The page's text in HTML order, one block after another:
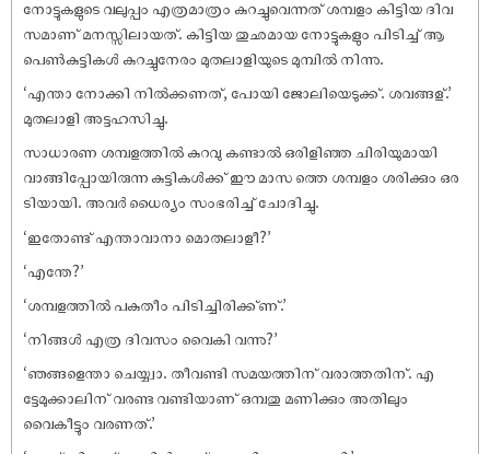
നോട്ടുകളുടെ വലുപ്പം എത്രമാത്രം കുറച്ചുവെന്നത് ശമ്പളം കിട്ടിയ ദിവ
സമാണ് മനസ്സിലായത്. കിട്ടിയ തുഛമായ നോട്ടുകളും പിടിച്ച് ആ
പെൺകുട്ടികൾ കുറച്ചുനേരം മുതലാളിയുടെ മുമ്പിൽ നിന്നു.
‘എന്താ നോക്കി നിൽക്കണത്, പോയി ജോലിയെടുക്ക്. ശവങ്ങള്.’
മുതലാളി അട്ടഹസിച്ചു.
സാധാരണ ശമ്പളത്തിൽ കുറവു കണ്ടാൽ ഒരിളിഞ്ഞ ചിരിയുമായി
വാങ്ങിപ്പോയിരുന്ന കുട്ടികൾക്ക് ഈ മാസ ത്തെ ശമ്പളം ശരിക്കും ഒര
ടിയായി. അവർ ധൈര്യം സംഭരിച്ച് ചോദിച്ചു.
‘ഇതോണ്ട് എന്താവാനാ മൊതലാളീ?’
‘എന്തേ?’
‘ശമ്പളത്തിൽ പകുതീം പിടിച്ചിരിക്ക്ണ്.’
‘നിങ്ങൾ എത്ര ദിവസം വൈകി വന്നു?’
‘ഞങ്ങളെന്താ ചെയ്യ്വാ. തീവണ്ടി സമയത്തിന് വരാത്തതിന്. എ
ട്ടേമുക്കാലിന് വരണ്ട വണ്ടിയാണ് ഒമ്പതു മണിക്കും അതിലും
വൈകീട്ടും വരണത്.’